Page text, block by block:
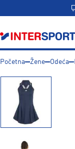
Početna Žene Odeća